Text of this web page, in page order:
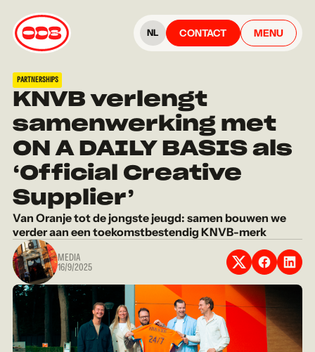
NL CONTACT MENU
PARTNERSHIPS
KNVB verlengt
samenwerking met
ON A DAILY BASIS als
‘Official Creative
Supplier’
Van Oranje tot de jongste jeugd: samen bouwen we
verder aan een toekomstbestendig KNVB-merk
MEDIA
16/9/2025